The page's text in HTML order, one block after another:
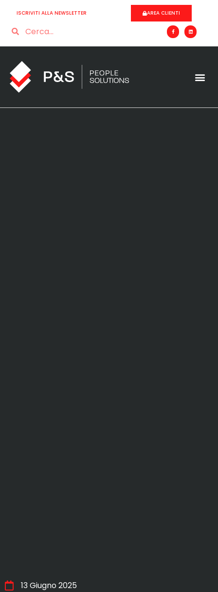
ISCRIVITI ALLA NEWSLETTER AREA CLIENTI
13 Giugno 2025